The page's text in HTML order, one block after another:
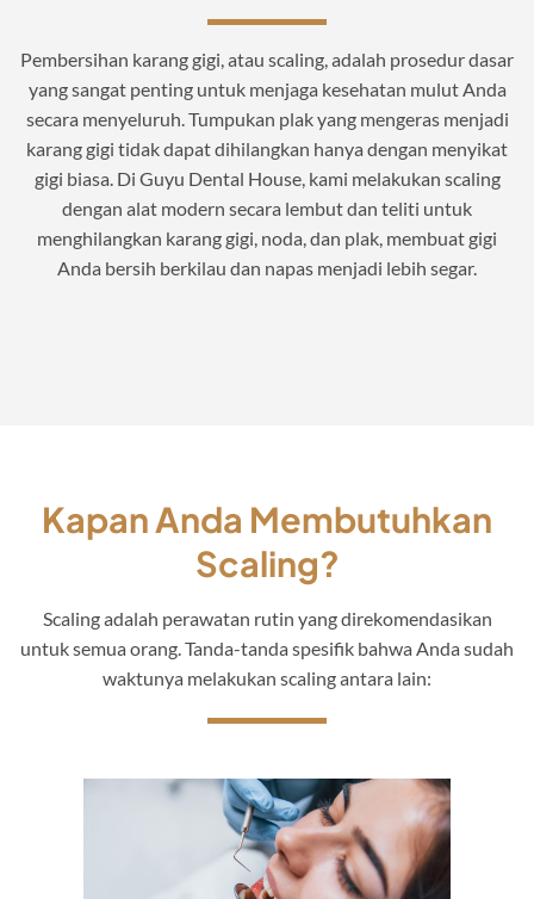
Pembersihan karang gigi, atau scaling, adalah prosedur dasar
yang sangat penting untuk menjaga kesehatan mulut Anda
secara menyeluruh. Tumpukan plak yang mengeras menjadi
karang gigi tidak dapat dihilangkan hanya dengan menyikat
gigi biasa. Di Guyu Dental House, kami melakukan scaling
dengan alat modern secara lembut dan teliti untuk
menghilangkan karang gigi, noda, dan plak, membuat gigi
Anda bersih berkilau dan napas menjadi lebih segar.
Kapan Anda Membutuhkan
Scaling?
Scaling adalah perawatan rutin yang direkomendasikan
untuk semua orang. Tanda-tanda spesifik bahwa Anda sudah
waktunya melakukan scaling antara lain: